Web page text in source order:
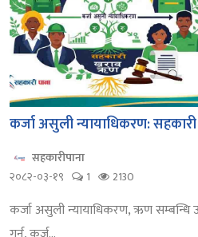
कर्जा असुली न्यायाधिकरण:
सहकारीपाना
२०८२-०३-१९
1 2130
कर्जा असुली न्यायाधिकरण, ऋण सम्बन्धि